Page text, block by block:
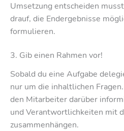
Umsetzung entscheiden
drauf, die Endergebnisse
formulieren.
3. Gib einen Rahmen vor!
Sobald du eine Aufgabe
nur um die inhaltlichen
den Mitarbeiter darüber
und Verantwortlichkeiten mit
zusammenhängen.